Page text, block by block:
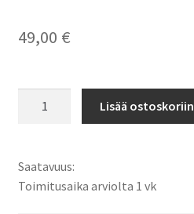
49,00 €
X450J,
X450JB,
Lisää ostoskoriin
Saatavuus:
Toimitusaika arviolta 1 vk